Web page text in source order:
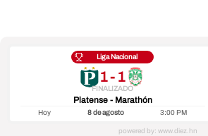
Liga Nacional
1 - 1
FINALIZADO
Platense - Marathón
Hoy 8 de agosto 3:00 PM